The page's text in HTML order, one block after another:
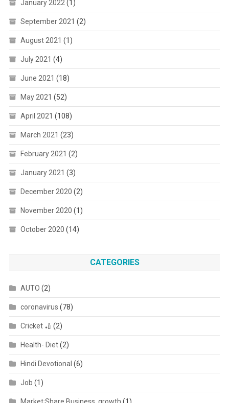
January 2022 (1)
September 2021 (2)
August 2021 (1)
July 2021 (4)
June 2021 (18)
May 2021 (52)
April 2021 (108)
March 2021 (23)
February 2021 (2)
January 2021 (3)
December 2020 (2)
November 2020 (1)
October 2020 (14)
CATEGORIES
AUTO (2)
coronavirus (78)
Cricket 🏏 (2)
Health- Diet(2)
Hindi Devotional (6)
Job (1)